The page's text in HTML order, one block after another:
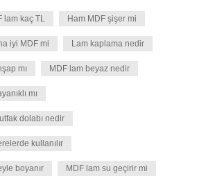
lam kaç TL Ham MDF şişer mi
iyi MDF mi Lam kaplama nedir
mı MDF lam beyaz nedir
mı
dolabı nedir
kullanılır
boyanır MDF lam su geçirir mi